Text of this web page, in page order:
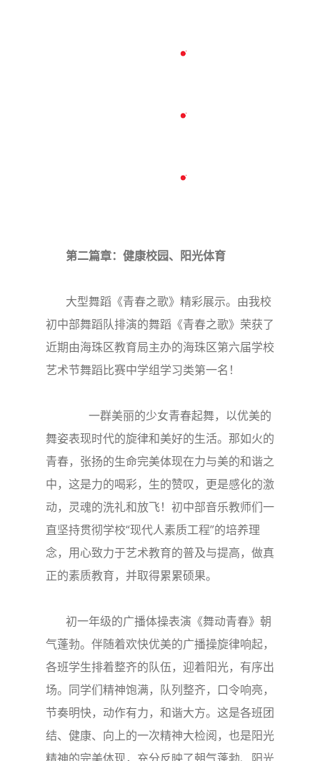
第二篇章：健康校园、阳光体育
大型舞蹈《青春之歌》精彩展示。由我校
初中部舞蹈队排演的舞蹈《青春之歌》荣获了
近期由海珠区教育局主办的海珠区第六届学校
艺术节舞蹈比赛中学组学习类第一名！
一群美丽的少女青春起舞，以优美的
舞姿表现时代的旋律和美好的生活。那如火的
青春，张扬的生命完美体现在力与美的和谐之
中，这是力的喝彩，生的赞叹，更是感化的激
动，灵魂的洗礼和放飞！初中部音乐教师们一
直坚持贯彻学校“现代人素质工程”的培养理
念，用心致力于艺术教育的普及与提高，做真
正的素质教育，并取得累累硕果。
初一年级的广播体操表演《舞动青春》朝
气蓬勃。伴随着欢快优美的广播操旋律响起，
各班学生排着整齐的队伍，迎着阳光，有序出
场。同学们精神饱满，队列整齐，口令响亮，
节奏明快，动作有力，和谐大方。这是各班团
结、健康、向上的一次精神大检阅，也是阳光